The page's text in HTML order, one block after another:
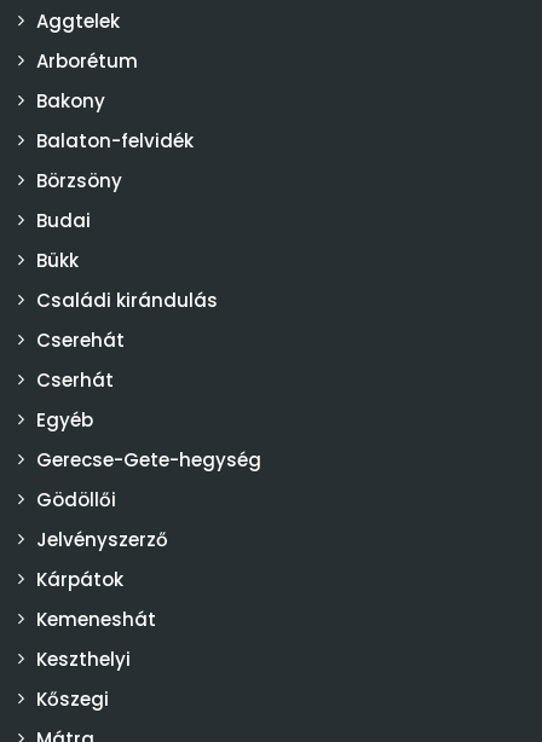
Aggtelek
Arborétum
Bakony
Balaton-felvidék
Börzsöny
Budai
Bükk
Családi kirándulás
Cserehát
Cserhát
Egyéb
Gerecse-Gete-hegység
Gödöllői
Jelvényszerző
Kárpátok
Kemeneshát
Keszthelyi
Kőszegi